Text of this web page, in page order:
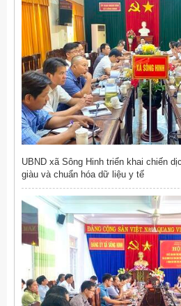
UBND xã Sông Hinh triển khai chiến
giàu và chuẩn hóa dữ liệu y tế